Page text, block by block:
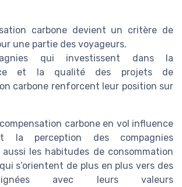
carbone devient un critère de
une partie des voyageurs.
qui investissent dans la
et la qualité des projets de
carbone renforcent leur position sur
carbone en vol influence
la perception des compagnies
aussi les habitudes de consommation
s’orientent de plus en plus vers des
avec leurs valeurs